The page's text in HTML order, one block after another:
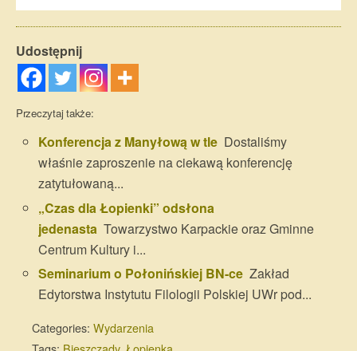
Udostępnij
Przeczytaj także:
Konferencja z Manyłową w tle Dostaliśmy
właśnie zaproszenie na ciekawą konferencję
zatytułowaną...
„Czas dla Łopienki” odsłona
jedenasta Towarzystwo Karpackie oraz Gminne
Centrum Kultury i...
Seminarium o Połonińskiej BN-ce Zakład
Edytorstwa Instytutu Filologii Polskiej UWr pod...
Categories: Wydarzenia